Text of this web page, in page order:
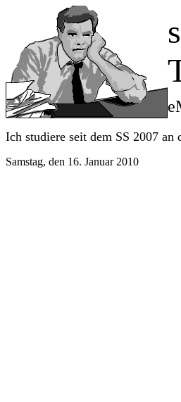
Ich studiere seit dem SS 2007
Samstag, den 16. Januar 2010